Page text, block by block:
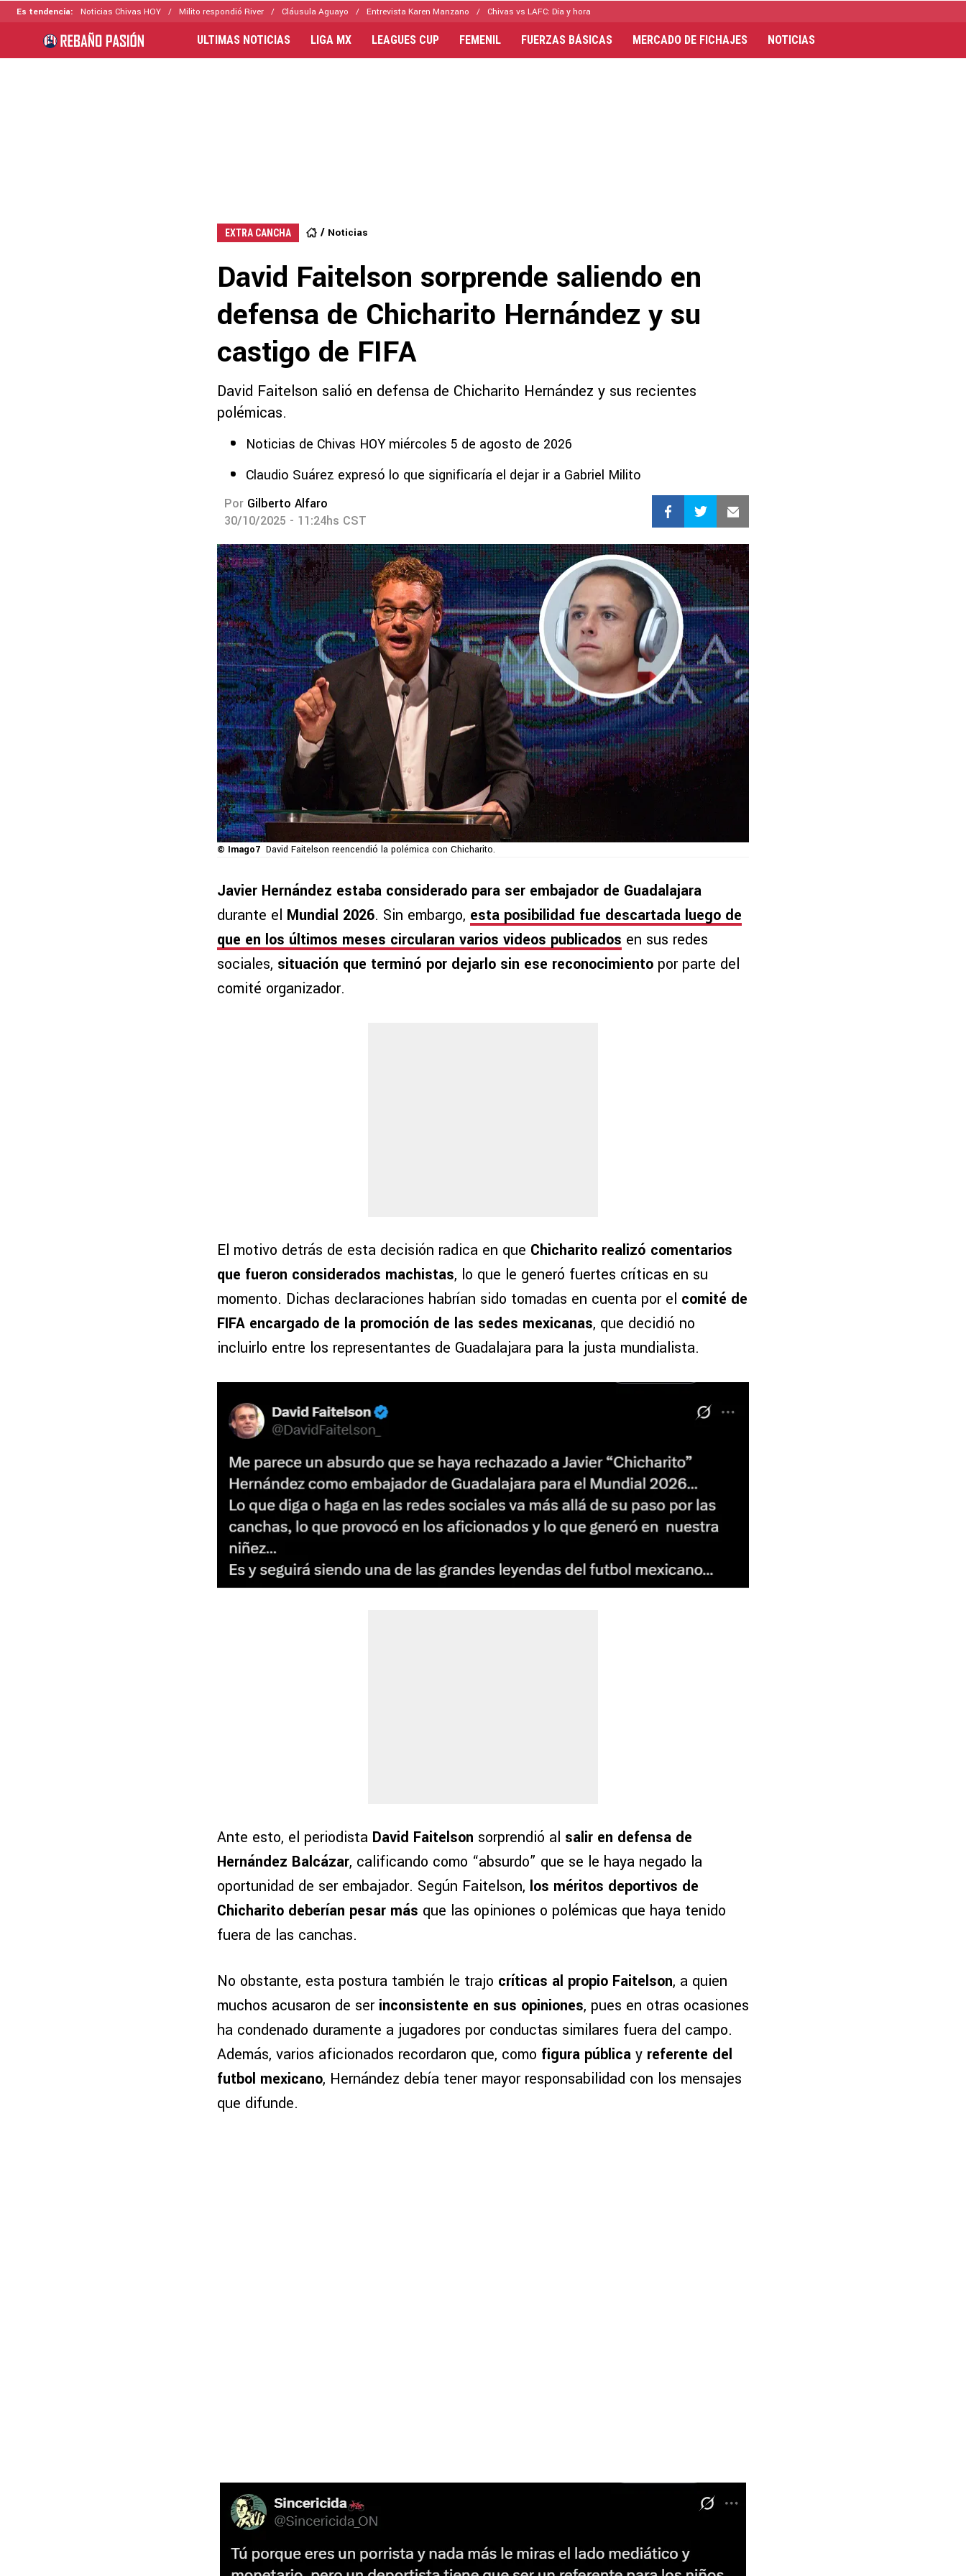
Es tendencia: Noticias Chivas HOY Milito respondió River Cláusula Aguayo Entrevista Karen Manzano Chivas vs LAFC: Día y hora
ULTIMAS NOTICIAS LIGA MX LEAGUES CUP FEMENIL FUERZAS BÁSICAS MERCADO DE FICHAJES NOTICIAS
EXTRA CANCHA Noticias
David Faitelson sorprende saliendo en
defensa de Chicharito Hernández y su
castigo de FIFA
David Faitelson salió en defensa de Chicharito Hernández y sus recientes
polémicas.
Noticias de Chivas HOY miércoles 5 de agosto de 2026
Claudio Suárez expresó lo que significaría el dejar ir a Gabriel Milito
Por Gilberto Alfaro
30/10/2025 - 11:24hs CST
© Imago7 David Faitelson reencendió la polémica con Chicharito.
Javier Hernández estaba considerado para ser embajador de Guadalajara
durante el Mundial 2026. Sin embargo, esta posibilidad fue descartada luego de
que en los últimos meses circularan varios videos publicados en sus redes
sociales, situación que terminó por dejarlo sin ese reconocimiento por parte del
comité organizador.
El motivo detrás de esta decisión radica en que Chicharito realizó comentarios
que fueron considerados machistas, lo que le generó fuertes críticas en su
momento. Dichas declaraciones habrían sido tomadas en cuenta por el comité de
FIFA encargado de la promoción de las sedes mexicanas, que decidió no
incluirlo entre los representantes de Guadalajara para la justa mundialista.
Ante esto, el periodista David Faitelson sorprendió al salir en defensa de
Hernández Balcázar, calificando como “absurdo” que se le haya negado la
oportunidad de ser embajador. Según Faitelson, los méritos deportivos de
Chicharito deberían pesar más que las opiniones o polémicas que haya tenido
fuera de las canchas.
No obstante, esta postura también le trajo críticas al propio Faitelson, a quien
muchos acusaron de ser inconsistente en sus opiniones, pues en otras ocasiones
ha condenado duramente a jugadores por conductas similares fuera del campo.
Además, varios aficionados recordaron que, como figura pública y referente del
futbol mexicano, Hernández debía tener mayor responsabilidad con los mensajes
que difunde.